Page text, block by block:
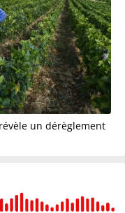
un dérèglement